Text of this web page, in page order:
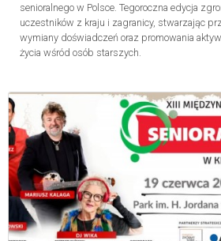
senioralnego w Polsce. Tegoroczna edycja
uczestników z kraju i zagranicy, stwarzając
wymiany doświadczeń oraz promowania
życia wśród osób starszych.